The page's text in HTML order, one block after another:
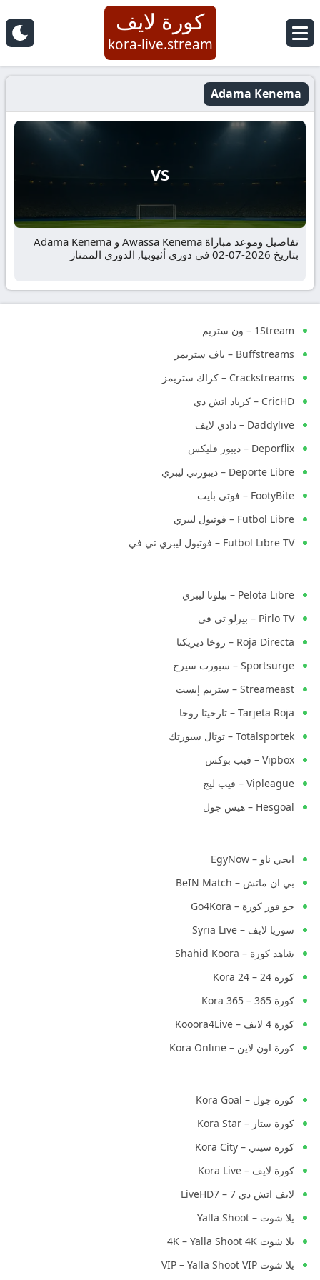
كورة لايف
kora-live.stream
Adama Kenema
VS
تفاصيل وموعد مباراة Awassa Kenema و Adama Kenema
بتاريخ 2026-07-02 في دوري أثيوبيا, الدوري الممتاز
1Stream – ون ستريم
Buffstreams – باف ستريمز
Crackstreams – كراك ستريمز
CricHD – كرياد اتش دي
Daddylive – دادي لايف
Deporflix – ديبور فليكس
Deporte Libre – ديبورتي ليبري
FootyBite – فوتي بايت
Futbol Libre – فوتبول ليبري
Futbol Libre TV – فوتبول ليبري تي في
Pelota Libre – بيلوتا ليبري
Pirlo TV – بيرلو تي في
Roja Directa – روخا ديريكتا
Sportsurge – سبورت سيرج
Streameast – ستريم إيست
Tarjeta Roja – تارخيتا روخا
Totalsportek – توتال سبورتك
Vipbox – فيب بوكس
Vipleague – فيب ليج
Hesgoal – هيس جول
ايجي ناو – EgyNow
بي ان ماتش – BeIN Match
جو فور كورة – Go4Kora
سوريا لايف – Syria Live
شاهد كورة – Shahid Koora
كورة 24 – Kora 24
كورة 365 – Kora 365
كورة 4 لايف – Kooora4Live
كورة اون لاين – Kora Online
كورة جول – Kora Goal
كورة ستار – Kora Star
كورة سيتي – Kora City
كورة لايف – Kora Live
لايف اتش دي 7 – LiveHD7
يلا شوت – Yalla Shoot
يلا شوت 4K – Yalla Shoot 4K
يلا شوت VIP – Yalla Shoot VIP